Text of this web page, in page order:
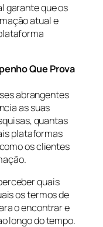
garante que os
atual e
Que Prova
abrangentes
as suas
quantas
plataformas
os clientes
quais
os termos de
o encontrar e
longo do tempo.